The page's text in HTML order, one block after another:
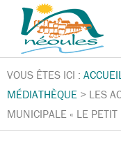
VOUS ÊTES ICI :
MÉDIATHÈQUE > LES
MUNICIPALE « LE PETIT